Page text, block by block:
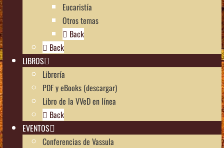
Eucaristía
Otros temas
Back
Back
LIBROS
Librería
PDF y eBooks (descargar)
Libro de la VVeD en línea
Back
EVENTOS
Conferencias de Vassula